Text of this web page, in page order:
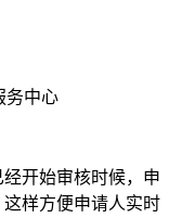
务中心
开始审核时候，申
样方便申请人实时